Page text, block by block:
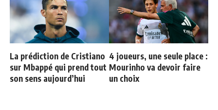
La prédiction de Cristiano
sur Mbappé qui prend tout
son sens aujourd’hui
4 joueurs, une seule place :
Mourinho va devoir faire
un choix